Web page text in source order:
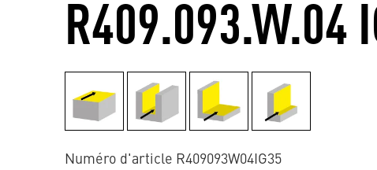
R409.093.W.04
Numéro d'article R409093W04IG35